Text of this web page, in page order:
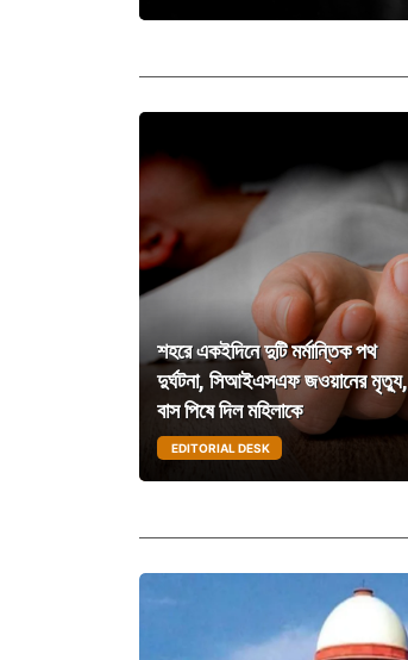
শহরে একইদিনে দুটি মর্মান্তিক পথ
দুর্ঘটনা, সিআইএসএফ জওয়ানের মৃত্যু,
বাস পিষে দিল মহিলাকে
EDITORIAL DESK